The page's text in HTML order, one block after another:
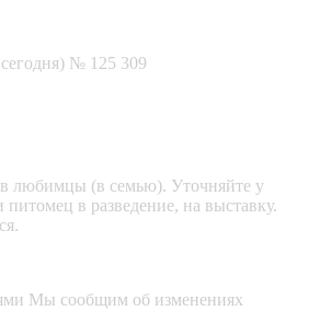
№ 125 309
в любимцы (в семью). Уточняйте у
питомец в разведение, на выставку.
Мы сообщим об изменениях